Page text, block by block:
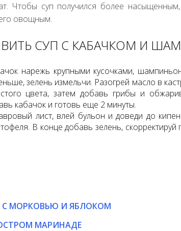
Чтобы суп получился более
овощным.
СУП С КАБАЧКОМ И
нарежь крупными кусочками,
зелень измельчи. Разогрей масло в
цвета, затем добавь грибы и
кабачок и готовь еще 2 минуты.
лист, влей бульон и доведи до
В конце добавь зелень,
С МОРКОВЬЮ И ЯБЛОКОМ
МАРИНАДЕ